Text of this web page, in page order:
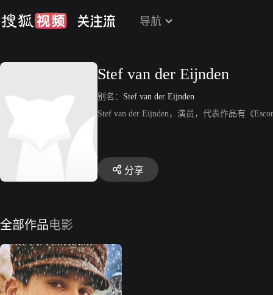
导航
Stef van der Eijnden
别名： Stef van der Eijnden
Stef van der Eijnden，演员，代表作品有《
分享
全部作品电影